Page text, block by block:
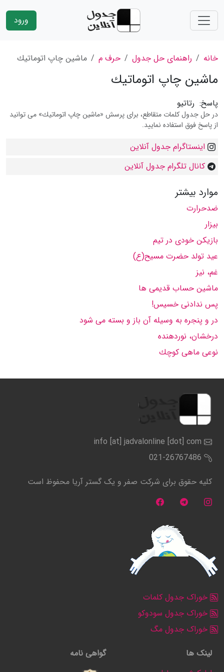
ورود
خانه راهنمای حل جدول حرف م ماشین چاپ اتوماتیك
ماشین چاپ اتوماتیك
پاسخ: رتاتیو
در حل جدول کلمات متقاطع، برای پرسش «ماشین چاپ اتوماتیك» می توانید
از پاسخ فوق استفاده نمایید.
اینستاگرام جدول آنلاین
کانال تلگرام جدول آنلاین
موارد بیشتر
ضدحرارت
بیزار
بازیكن خودی در تیم
عید تولد حضرت مسیح(ع)
غم، نیز
ماشین حساب قدیمی ها
پس ندادنی خسیس!
در و پنجره به وسیله آن باز و بسته می شود
درخشان، نوردهنده
نوعی ماهی كوچك
info [at] jadvalonline [dot] com
021-26767486
کلیه حقوق برای شرکت صفر و یک گستر آریا محفوظ است
خوراک جدول کلمات
خوراک جدول سودوکو
خوراک جدول مگ
لینک ها
گواهی نامه